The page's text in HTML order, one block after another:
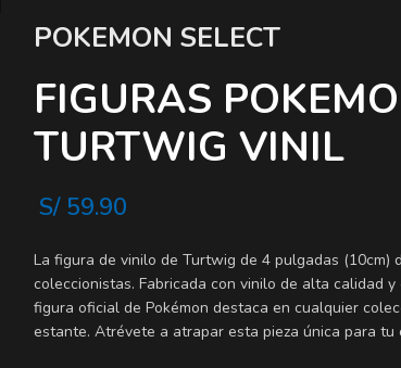
POKEMON SELECT
FIGURAS
TURTWIG VINIL
S/59.90
La figura de vinilo de Turtwig de 4 pulgadas
coleccionistas. Fabricada con vinilo de alta calidad
figura oficial de Pokémon destaca en cualquier
estante. Atrévete a atrapar esta pieza única para tu